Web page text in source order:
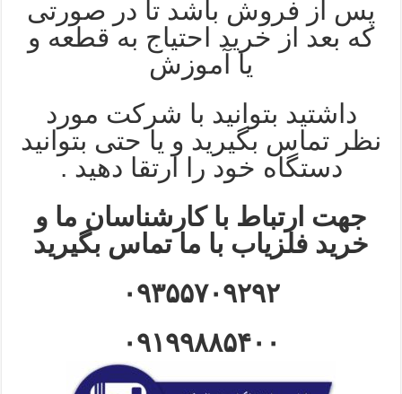
پس از فروش باشد تا در صورتی
که بعد از خرید احتیاج به قطعه و
یا آموزش
داشتید بتوانید با شرکت مورد
نظر تماس بگیرید و یا حتی بتوانید
دستگاه خود را ارتقا دهید .
جهت ارتباط با کارشناسان ما و
خرید فلزیاب با ما تماس بگیرید
۰۹۳۵۵۷۰۹۲۹۲
۰۹۱۹۹۸۸۵۴۰۰